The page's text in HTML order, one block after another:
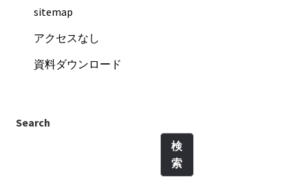
sitemap
アクセスなし
資料ダウンロード
Search
検
索